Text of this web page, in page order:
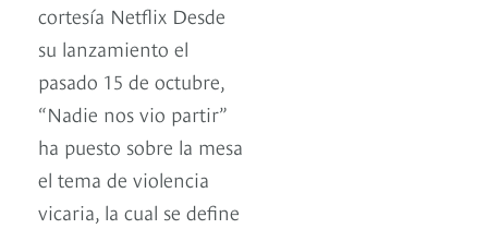
cortesía Netflix Desde
su lanzamiento el
pasado 15 de octubre,
“Nadie nos vio partir”
ha puesto sobre la mesa
el tema de violencia
vicaria, la cual se define